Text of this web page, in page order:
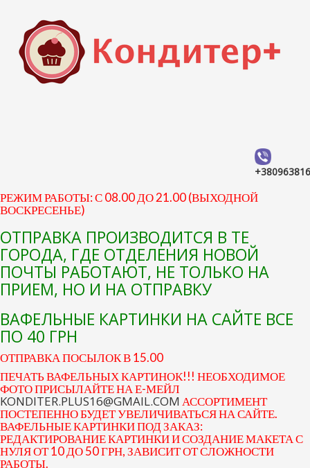
РЕЖИМ РАБОТЫ: С 08.00 ДО 21.00 (ВЫХОДНОЙ
ВОСКРЕСЕНЬЕ)
ОТПРАВКА ПРОИЗВОДИТСЯ В ТЕ
ГОРОДА, ГДЕ ОТДЕЛЕНИЯ НОВОЙ
ПОЧТЫ РАБОТАЮТ, НЕ ТОЛЬКО НА
ПРИЕМ, НО И НА ОТПРАВКУ
ВАФЕЛЬНЫЕ КАРТИНКИ НА САЙТЕ ВСЕ
ПО 40 ГРН
ОТПРАВКА ПОСЫЛОК В 15.00
ПЕЧАТЬ ВАФЕЛЬНЫХ КАРТИНОК!!! НЕОБХОДИМОЕ
ФОТО ПРИСЫЛАЙТЕ НА Е-МЕЙЛ
KONDITER.PLUS16@GMAIL.COM АССОРТИМЕНТ
ПОСТЕПЕННО БУДЕТ УВЕЛИЧИВАТЬСЯ НА САЙТЕ.
ВАФЕЛЬНЫЕ КАРТИНКИ ПОД ЗАКАЗ:
РЕДАКТИРОВАНИЕ КАРТИНКИ И СОЗДАНИЕ МАКЕТА С
НУЛЯ ОТ 10 ДО 50 ГРН, ЗАВИСИТ ОТ СЛОЖНОСТИ
РАБОТЫ.